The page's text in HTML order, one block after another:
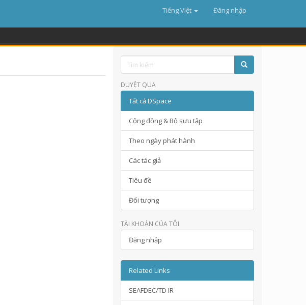
Tiếng Việt Đăng nhập
DUYỆT QUA
Tất cả DSpace
Cộng đồng & Bộ sưu tập
Theo ngày phát hành
Các tác giả
Tiêu đề
Đối tượng
TÀI KHOẢN CỦA TÔI
Đăng nhập
Related Links
SEAFDEC/TD IR